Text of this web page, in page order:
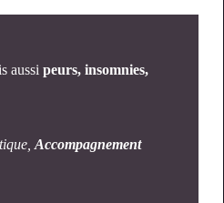
aussi peurs, insomnies,
Accompagnement